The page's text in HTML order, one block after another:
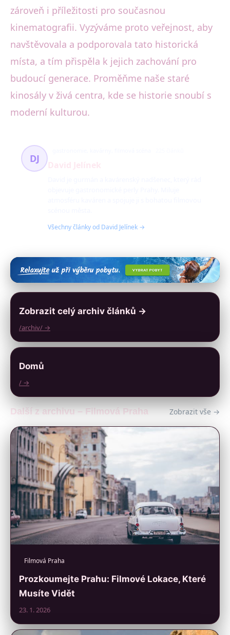
zároveň i příležitosti pro současnou
kinematografii. Vyzýváme proto veřejnost, aby
navštěvovala a podporovala tato historická
místa, a tím přispěla k jejich zachování pro
budoucí generace. Proměňme naše staré
kinosály v živá centra, kde se historie snoubí s
moderní kulturou.
DJ
Všechny články od David Jelínek →
Zobrazit celý archiv článků →
/archiv/ →
Domů
/ →
Další z archivu – Filmová Praha Zobrazit vše →
Filmová Praha
Prozkoumejte Prahu: Filmové Lokace, Které
Musíte Vidět
23. 1. 2026